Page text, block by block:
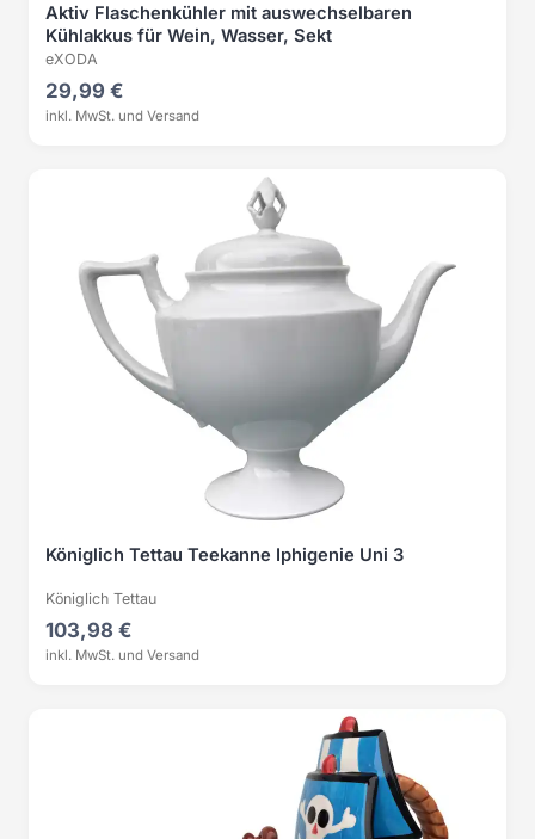
Aktiv Flaschenkühler mit auswechselbaren
Kühlakkus für Wein, Wasser, Sekt
eXODA
29,99 €
inkl. MwSt. und Versand
Königlich Tettau Teekanne Iphigenie Uni 3
Königlich Tettau
103,98 €
inkl. MwSt. und Versand